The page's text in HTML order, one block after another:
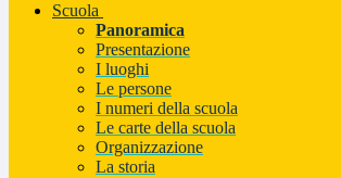
Scuola
Panoramica
Presentazione
I luoghi
Le persone
I numeri della scuola
Le carte della scuola
Organizzazione
La storia